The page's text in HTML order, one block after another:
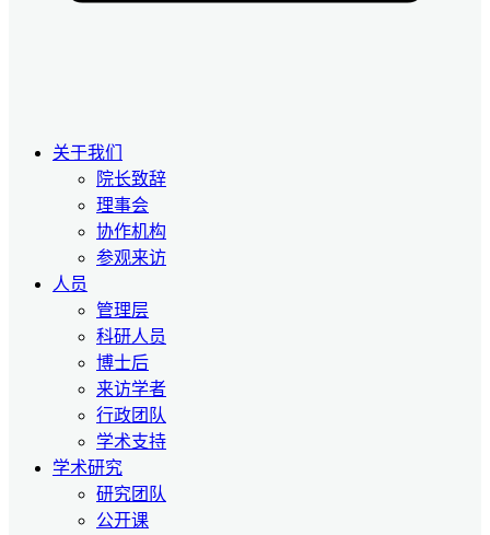
关于我们
院长致辞
理事会
协作机构
参观来访
人员
管理层
科研人员
博士后
来访学者
行政团队
学术支持
学术研究
研究团队
公开课